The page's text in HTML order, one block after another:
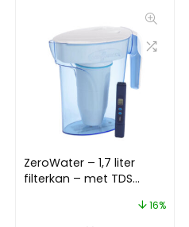
ZeroWater – 1,7 liter
filterkan – met TDS
16%